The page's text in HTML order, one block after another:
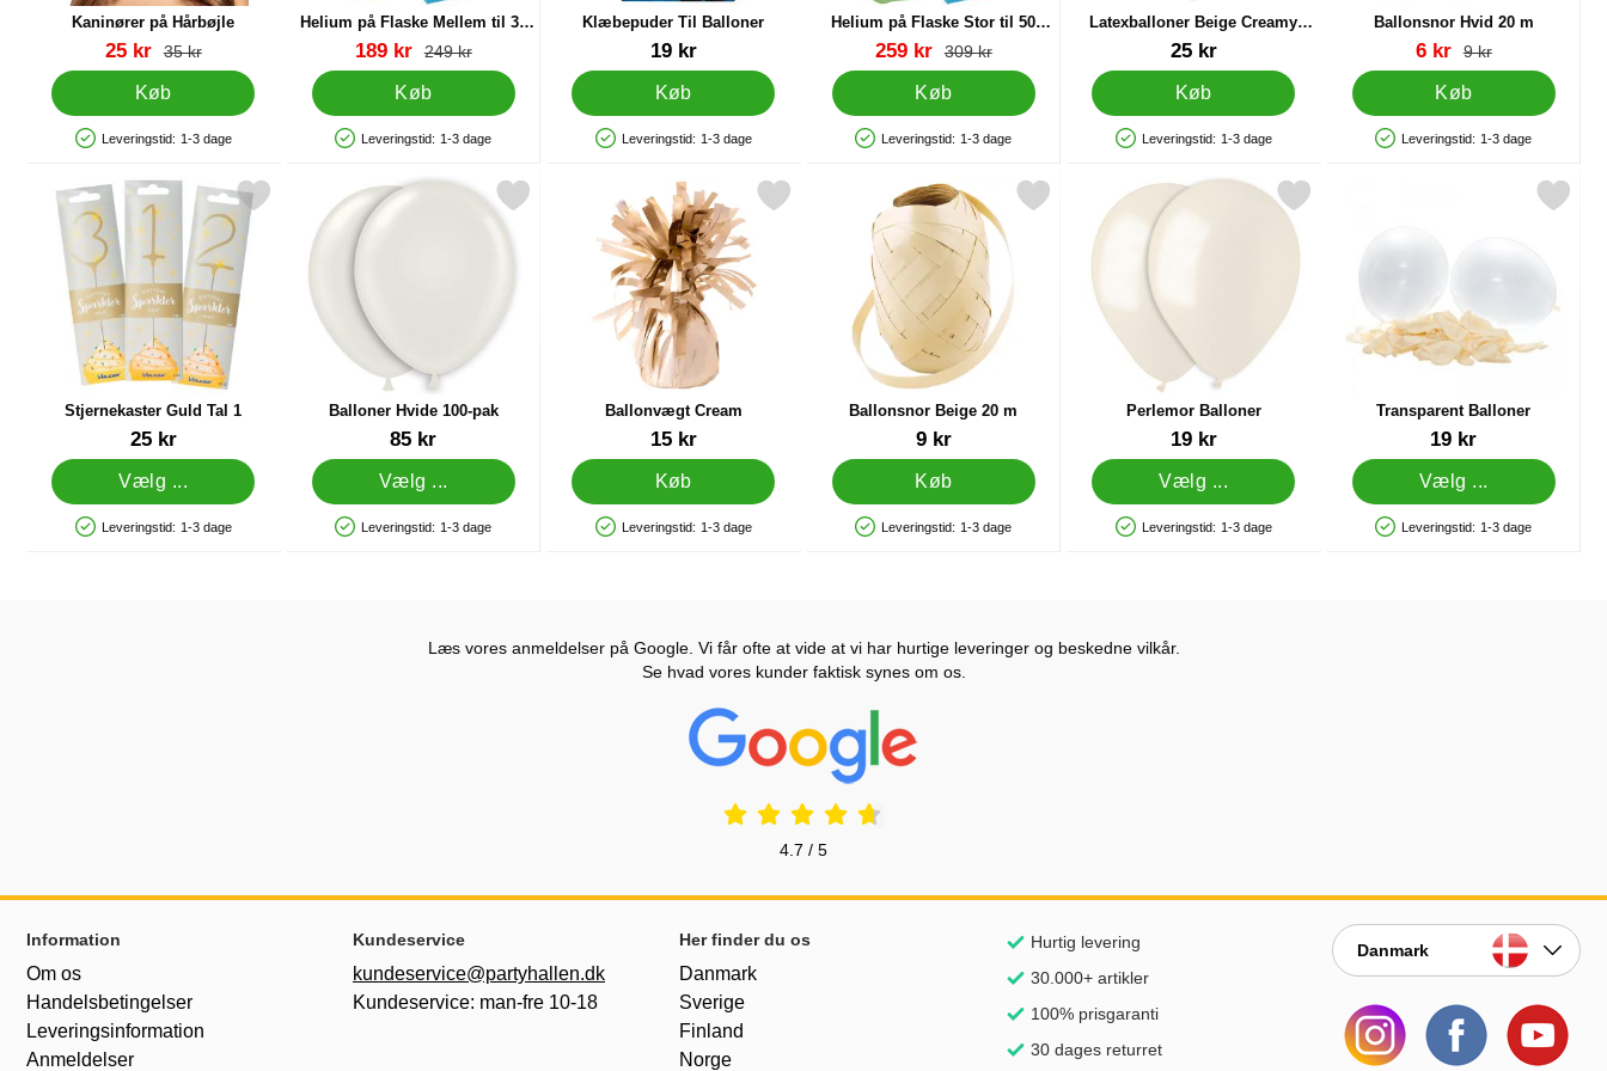
Kaninører på Hårbøjle
Varenr 22910
pris
25 kr pris
35 kr
Køb
Produkttilgængelighed: På lager
Leveringstid: 1-3 dage
Helium på Flaske Mellem til 30
Balloner (20-25 cm)
Varenr 13479
pris
189 kr pris
249 kr
Køb
Produkttilgængelighed: På lager
Leveringstid: 1-3 dage
Klæbepuder Til Balloner
19 kr
Køb
Produkttilgængelighed: På lager
Leveringstid: 1-3 dage
Helium på Flaske Stor til 50
Balloner (20-25 cm)
Varenr 13480
pris
259 kr pris
309 kr
Køb
Produkttilgængelighed: På lager
Leveringstid: 1-3 dage
Latexballoner Beige Creamy
Latte
25 kr
Køb
Produkttilgængelighed: På lager
Leveringstid: 1-3 dage
Ballonsnor Hvid 20 m
Varenr 20394pris
6 kr pris
9 kr
Køb
Produkttilgængelighed: På lager
Leveringstid: 1-3 dage
Stjernekaster Guld Tal 1
25 kr
Vælg ...
Produkttilgængelighed: På lager
Leveringstid: 1-3 dage
Markér stjernekaster Guld Tal 1 som favorit
Balloner Hvide 100-pak
85 kr
Vælg ...
Produkttilgængelighed: På lager
Leveringstid: 1-3 dage
Markér balloner Hvide 100-pak som favorit
Ballonvægt Cream
15 kr
Køb
Produkttilgængelighed: På lager
Leveringstid: 1-3 dage
Markér ballonvægt Cream som favorit
Ballonsnor Beige 20 m
9 kr
Køb
Produkttilgængelighed: På lager
Leveringstid: 1-3 dage
Markér ballonsnor Beige 20 m som favorit
Perlemor Balloner
19 kr
Vælg ...
Produkttilgængelighed: På lager
Leveringstid: 1-3 dage
Markér perlemor Balloner som favorit
Transparent Balloner
19 kr
Vælg ...
Produkttilgængelighed: På lager
Leveringstid: 1-3 dage
Markér transparent
Læs vores anmeldelser på Google. Vi får ofte at vide at vi har hurtige leveringer og beskedne vilkår.
Se hvad vores kunder faktisk synes om os.
Prisjakt Anmeldelser: 4.7 Stjerne
4.7 / 5
Sidefodsinhold Blandet info og links
Information
Om os
Handelsbetingelser
Leveringsinformation
Anmeldelser
Kundeservice
kundeservice@partyhallen.dk
Kundeservice: man-fre 10-18
Her finder du os
Danmark
Sverige
Finland
Norge
Hurtig levering
30.000+ artikler
100% prisgaranti
30 dages returret
Danmark